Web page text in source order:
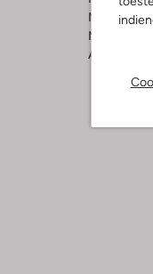
Materiaal
Materiaal